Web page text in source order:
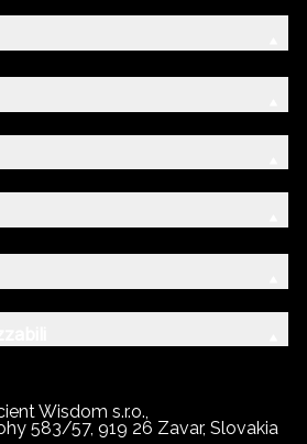
Wisdom s.r.o.,
583/57, 919 26 Zavar, Slovakia